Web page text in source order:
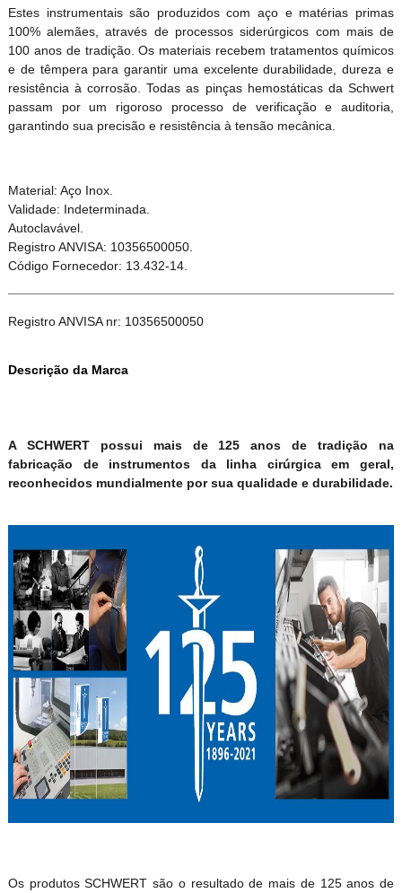
Estes instrumentais são produzidos com aço e matérias primas
100% alemães, através de processos siderúrgicos com mais de
100 anos de tradição. Os materiais recebem tratamentos químicos
e de têmpera para garantir uma excelente durabilidade, dureza e
resistência à corrosão. Todas as pinças hemostáticas da Schwert
passam por um rigoroso processo de verificação e auditoria,
garantindo sua precisão e resistência à tensão mecânica.
Material: Aço Inox.
Validade: Indeterminada.
Autoclavável.
Registro ANVISA: 10356500050.
Código Fornecedor: 13.432-14.
Registro ANVISA nr: 10356500050
Descrição da Marca
A SCHWERT possui mais de 125 anos de tradição na
fabricação de instrumentos da linha cirúrgica em geral,
reconhecidos mundialmente por sua qualidade e durabilidade.
Os produtos SCHWERT são o resultado de mais de 125 anos de